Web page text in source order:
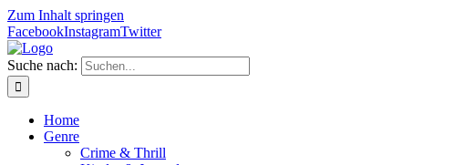
Zum Inhalt springen
FacebookInstagramTwitter
Suche nach:
Home
Genre
Crime & Thrill